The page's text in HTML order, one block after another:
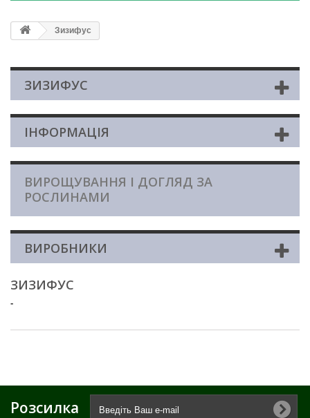
Зизифус
ЗИЗИФУС
ІНФОРМАЦІЯ
ВИРОЩУВАННЯ І ДОГЛЯД ЗА
РОСЛИНАМИ
ВИРОБНИКИ
ЗИЗИФУС
-
Розсилка